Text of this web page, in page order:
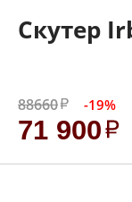
Скутер
88660 -19%
71 900